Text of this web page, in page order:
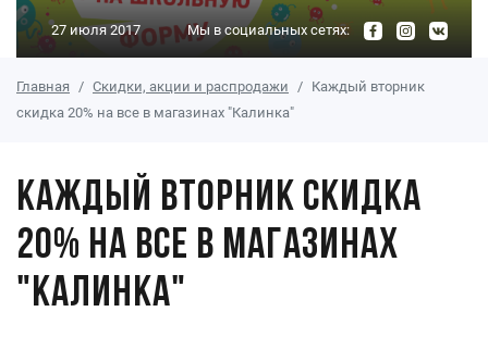
27 июля 2017 Мы в социальных сетях:
Главная Скидки, акции и распродажи
Каждый вторник
скидка 20% на все в магазинах "Калинка"
Каждый вторник скидка
20% на все в магазинах
"Калинка"